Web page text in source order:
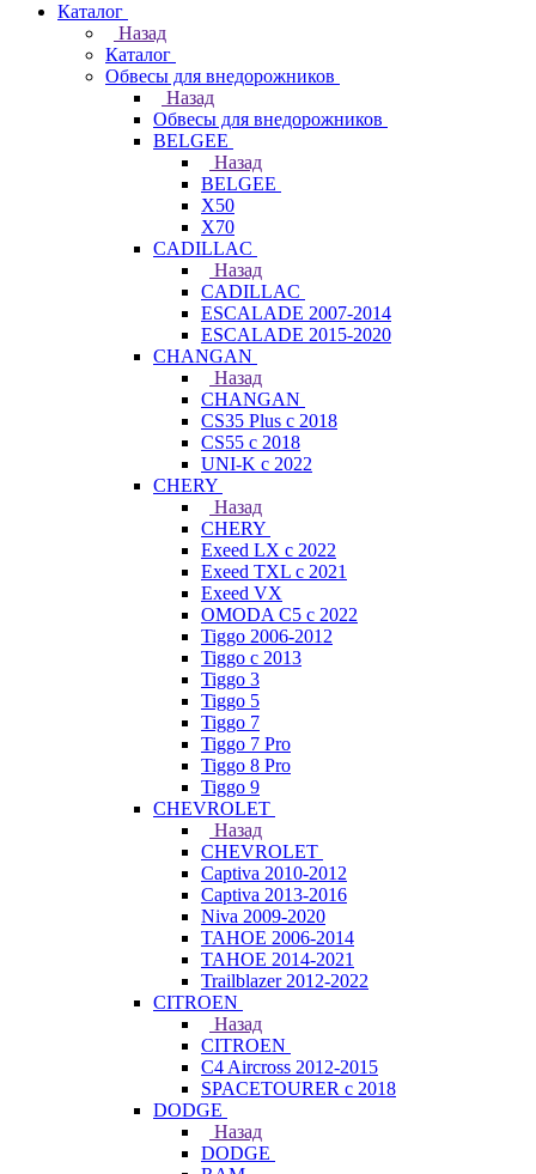
Каталог
Назад
Каталог
Обвесы для внедорожников
Назад
Обвесы для внедорожников
BELGEE
Назад
BELGEE
X50
X70
CADILLAC
Назад
CADILLAC
ESCALADE 2007-2014
ESCALADE 2015-2020
CHANGAN
Назад
CHANGAN
CS35 Plus с 2018
CS55 с 2018
UNI-K с 2022
CHERY
Назад
CHERY
Exeed LX с 2022
Exeed TXL с 2021
Exeed VX
OMODA C5 с 2022
Tiggo 2006-2012
Tiggo с 2013
Tiggo 3
Tiggo 5
Tiggo 7
Tiggo 7 Pro
Tiggo 8 Pro
Tiggo 9
CHEVROLET
Назад
CHEVROLET
Captiva 2010-2012
Captiva 2013-2016
Niva 2009-2020
TAHOE 2006-2014
TAHOE 2014-2021
Trailblazer 2012-2022
CITROEN
Назад
CITROEN
C4 Aircross 2012-2015
SPACETOURER с 2018
DODGE
Назад
DODGE